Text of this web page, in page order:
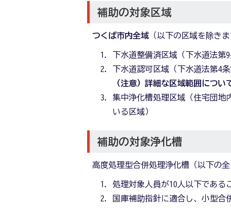
補助の対象区域
つくば市内全域 （以下の区域を除きま
下水道整備済区域（下水道法第
下水道認可区域（下水道法第4
（注意）詳細な区域範囲につ
集中浄化槽処理区域（住宅団地
いる区域）
補助の対象浄化槽
高度処理型合併処理浄化槽（以下の全
処理対象人員が10人以下である
国庫補助指針に適合し、小型合